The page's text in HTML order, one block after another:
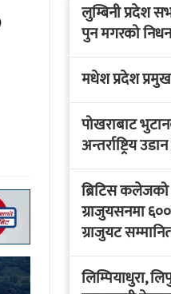
लुम्बिनी प्रदेश
पुन मगरको निधन
मधेश प्रदेश
पोखराबाट
अन्तर्राष्ट्रिय
ब्रिटिस
ग्राजुयसनमा
ग्राजुयट
लिम्पियाधुरा,